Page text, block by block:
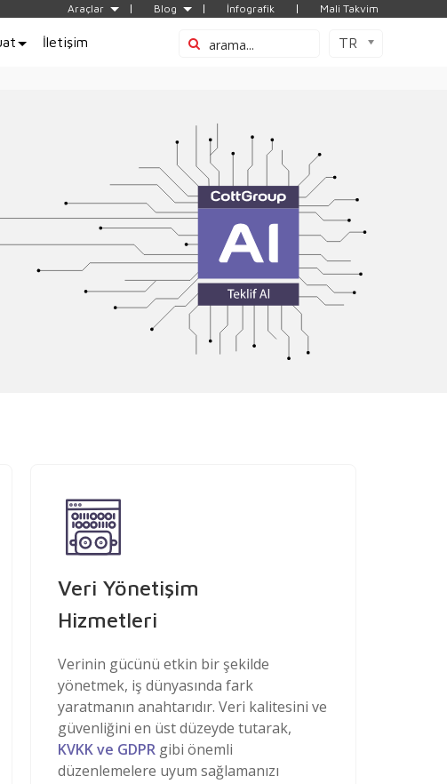
Araçlar Blog İnfografik Mali Takvim
İletişim TR
Veri Yönetişim
Hizmetleri
Verinin gücünü etkin bir şekilde
yönetmek, iş dünyasında fark
yaratmanın anahtarıdır. Veri kalitesini ve
güvenliğini en üst düzeyde tutarak,
KVKK ve GDPR gibi önemli
düzenlemelere uyum sağlamanızı